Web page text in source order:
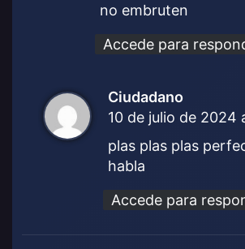
no embruten
Accede para
Ciudadano
i
10 de julio de 2024
plas plas plas
habla
Accede para